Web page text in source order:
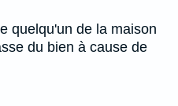
quelqu'un de la maison
du bien à cause de